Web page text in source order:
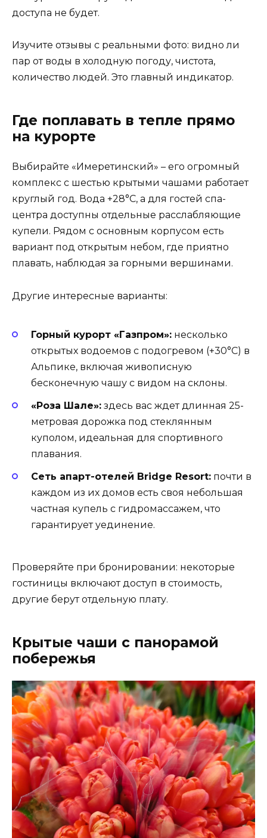
доступа не будет.
Изучите отзывы с реальными фото: видно ли
пар от воды в холодную погоду, чистота,
количество людей. Это главный индикатор.
Где поплавать в тепле прямо
на курорте
Выбирайте «Имеретинский» – его огромный
комплекс с шестью крытыми чашами работает
круглый год. Вода +28°C, а для гостей спа-
центра доступны отдельные расслабляющие
купели. Рядом с основным корпусом есть
вариант под открытым небом, где приятно
плавать, наблюдая за горными вершинами.
Другие интересные варианты:
Горный курорт «Газпром»: несколько
открытых водоемов с подогревом (+30°C) в
Альпике, включая живописную
бесконечную чашу с видом на склоны.
«Роза Шале»: здесь вас ждет длинная 25-
метровая дорожка под стеклянным
куполом, идеальная для спортивного
плавания.
Сеть апарт-отелей Bridge Resort: почти в
каждом из их домов есть своя небольшая
частная купель с гидромассажем, что
гарантирует уединение.
Проверяйте при бронировании: некоторые
гостиницы включают доступ в стоимость,
другие берут отдельную плату.
Крытые чаши с панорамой
побережья